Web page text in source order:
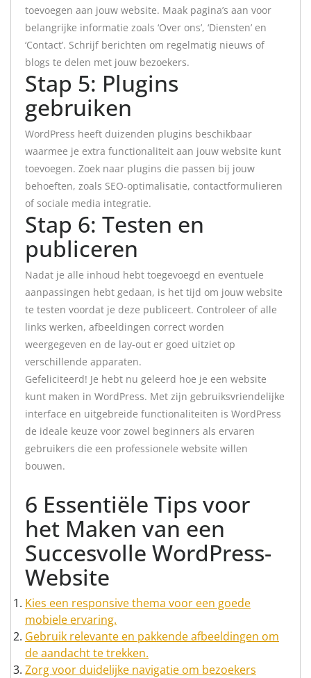
toevoegen aan jouw website. Maak pagina’s aan voor
belangrijke informatie zoals ‘Over ons’, ‘Diensten’ en
‘Contact’. Schrijf berichten om regelmatig nieuws of
blogs te delen met jouw bezoekers.
Stap 5: Plugins
gebruiken
WordPress heeft duizenden plugins beschikbaar
waarmee je extra functionaliteit aan jouw website kunt
toevoegen. Zoek naar plugins die passen bij jouw
behoeften, zoals SEO-optimalisatie, contactformulieren
of sociale media integratie.
Stap 6: Testen en
publiceren
Nadat je alle inhoud hebt toegevoegd en eventuele
aanpassingen hebt gedaan, is het tijd om jouw website
te testen voordat je deze publiceert. Controleer of alle
links werken, afbeeldingen correct worden
weergegeven en de lay-out er goed uitziet op
verschillende apparaten.
Gefeliciteerd! Je hebt nu geleerd hoe je een website
kunt maken in WordPress. Met zijn gebruiksvriendelijke
interface en uitgebreide functionaliteiten is WordPress
de ideale keuze voor zowel beginners als ervaren
gebruikers die een professionele website willen
bouwen.
6 Essentiële Tips voor
het Maken van een
Succesvolle WordPress-
Website
Kies een responsive thema voor een goede
mobiele ervaring.
Gebruik relevante en pakkende afbeeldingen om
de aandacht te trekken.
Zorg voor duidelijke navigatie om bezoekers